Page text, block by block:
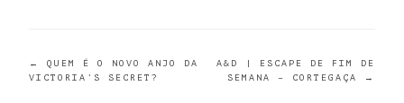
POST
←
QUEM É O NOVO ANJO DA
VICTORIA’S SECRET?
A&D | ESCAPE DE FIM DE
SEMANA – CORTEGAÇA
→